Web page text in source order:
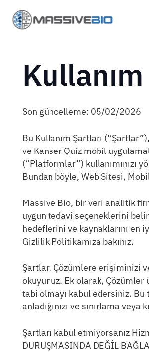
Son güncelleme: 05/02/2026
Bu Kullanım Şartları
ve Kanser Quiz mobil
(“Platformlar”) kullanımınızı
Bundan böyle, Web Sitesi,
Massive Bio, bir veri analitik
uygun tedavi seçeneklerini
hedeflerini ve kaynaklarını en
Gizlilik Politikamıza bakınız.
Şartlar, Çözümlere erişiminizi
okuyunuz. Ek olarak,
tabi olmayı kabul edersiniz.
anladığınızı ve sınırlama
Şartları kabul etmiyorsanız
DURUŞMASINDA DEĞİL